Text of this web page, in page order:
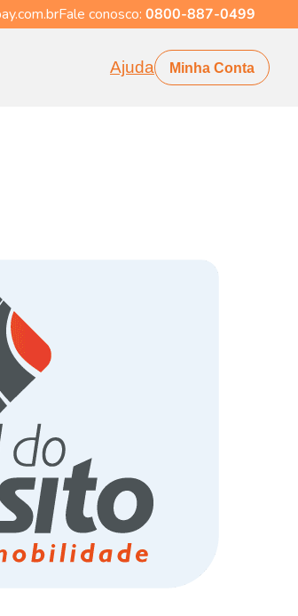
Fale conosco: 0800-887-0499
Ajuda Minha Conta